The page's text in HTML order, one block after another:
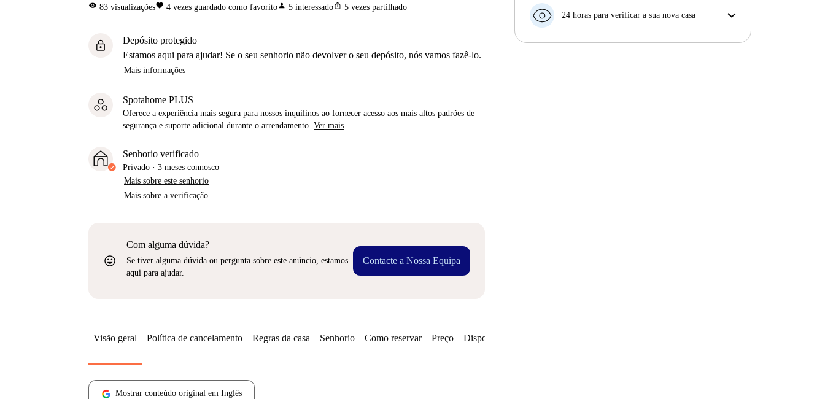
visibility 83 visualizaçõesfavorite 4 vezes guardado como favoritoperson 5 interessadoios_share 5 vezes partilhado
lock
Depósito protegido
Estamos aqui para ajudar! Se o seu senhorio não devolver o seu depósito, nós vamos fazê-lo.
Mais informações
Spotahome PLUS
Oferece a experiência mais segura para nossos inquilinos ao fornecer acesso aos mais altos padrões de
segurança e suporte adicional durante o arrendamento. Ver mais
Senhorio verificado
Privado · 3 meses connosco
Mais sobre este senhorio
Mais sobre a verificação
sentiment_very_satisfied
Com alguma dúvida?
Se tiver alguma dúvida ou pergunta sobre este anúncio, estamos
aqui para ajudar.
Contacte a Nossa Equipa
antecedência, nós iremos A) pagar um hotel e ajudá-
seu dinheiro na totalidade.
24 horas para verificar a sua nova casa
Visão geral Política de cancelamento Regras da casa Senhorio Como reservar Preço Disponibilidades
Mostrar conteúdo original em Inglês